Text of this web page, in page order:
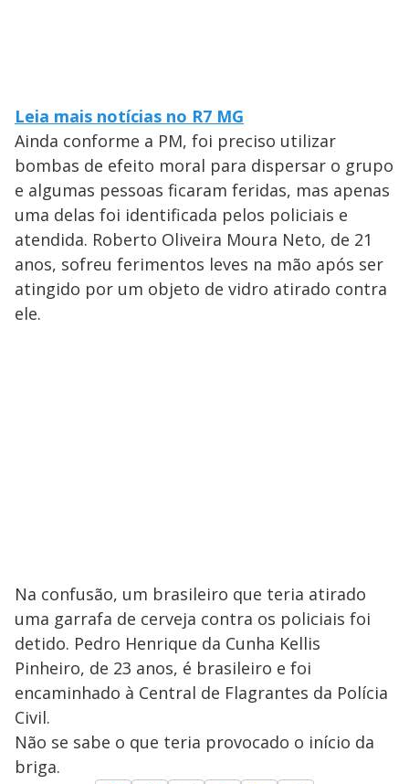
Leia mais notícias no R7 MG
Ainda conforme a PM, foi preciso utilizar
bombas de efeito moral para dispersar o grupo
e algumas pessoas ficaram feridas, mas apenas
uma delas foi identificada pelos policiais e
atendida. Roberto Oliveira Moura Neto, de 21
anos, sofreu ferimentos leves na mão após ser
atingido por um objeto de vidro atirado contra
ele.
Na confusão, um brasileiro que teria atirado
uma garrafa de cerveja contra os policiais foi
detido. Pedro Henrique da Cunha Kellis
Pinheiro, de 23 anos, é brasileiro e foi
encaminhado à Central de Flagrantes da Polícia
Civil.
Não se sabe o que teria provocado o início da
briga.